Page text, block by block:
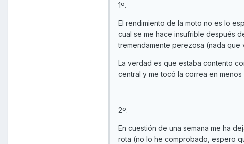
1º.
El rendimiento de la moto no es lo
cual se me hace insufrible después
tremendamente perezosa (nada que
La verdad es que estaba contento
central y me tocó la correa en
2º.
En cuestión de una semana me ha
rota (no lo he comprobado, espero